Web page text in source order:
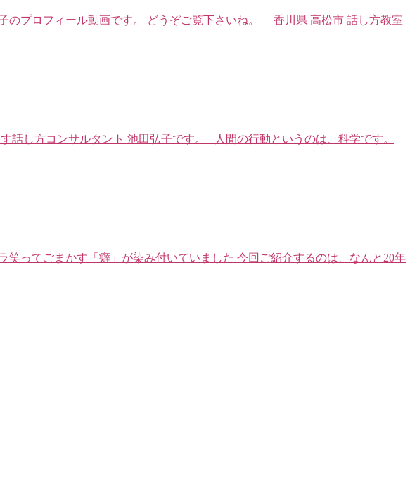
のプロフィール動画です。 どうぞご覧下さいね。 香川県 高松市 話し方教室
話し方コンサルタント 池田弘子です。 人間の行動というのは、科学です。
ってごまかす「癖」が染み付いていました 今回ご紹介するのは、なんと20年